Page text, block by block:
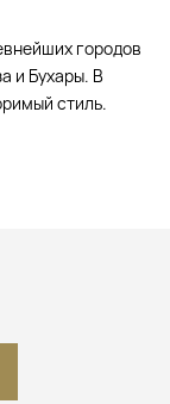
городов
и Бухары. В
стиль.